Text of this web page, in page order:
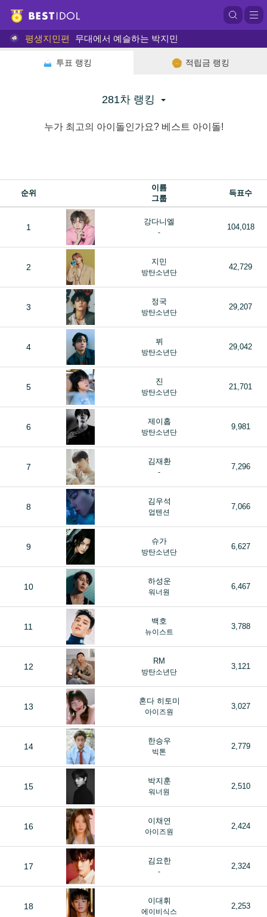
평생지민편 무대에서 예슬하는 박지민
투표 랭킹 적립금 랭킹
281차 랭킹
누가 최고의 아이돌인가요? 베스트 아이돌!
순위
이름
그룹
득표수
1
강다니엘
-
104,018
2
지민
방탄소년단
42,729
3
정국
방탄소년단
29,207
4
뷔
방탄소년단
29,042
5
진
방탄소년단
21,701
6
제이홉
방탄소년단
9,981
7
김재환
-
7,296
8
김우석
업텐션
7,066
9
슈가
방탄소년단
6,627
10
하성운
워너원
6,467
11
백호
뉴이스트
3,788
12
RM
방탄소년단
3,121
13
혼다 히토미
아이즈원
3,027
14
한승우
빅톤
2,779
15
박지훈
워너원
2,510
16
이채연
아이즈원
2,424
17
김요한
-
2,324
18
이대휘
에이비식스
2,253